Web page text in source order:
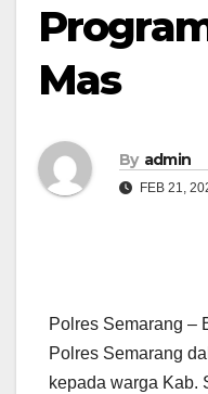
Mas
By admin
FEB 21,
Polres Semarang –
Polres Semarang
kepada warga Kab.